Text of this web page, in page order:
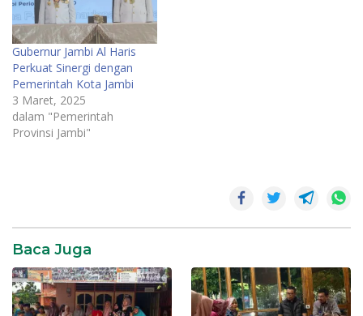
Gubernur Jambi Al Haris
Perkuat Sinergi dengan
Pemerintah Kota Jambi
3 Maret, 2025
dalam "Pemerintah
Provinsi Jambi"
Arasy
MURI
Pengibaran
Baca Juga